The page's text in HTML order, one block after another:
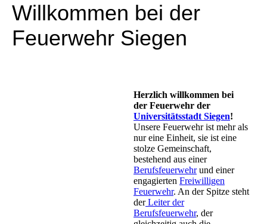
Willkommen bei der
Feuerwehr Siegen
Herzlich willkommen bei
der Feuerwehr der
Universitätsstadt Siegen!
Unsere Feuerwehr ist mehr als
nur eine Einheit, sie ist eine
stolze Gemeinschaft,
bestehend aus einer
Berufsfeuerwehrund einer
engagierten Freiwilligen
Feuerwehr. An der Spitze steht
derLeiter der
Berufsfeuerwehr, der